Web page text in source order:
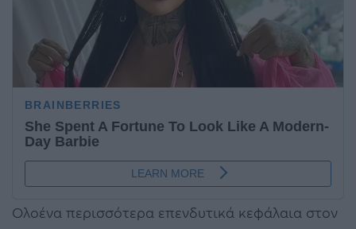
Ολοένα περισσότερα επενδυτικά κεφάλαια στον